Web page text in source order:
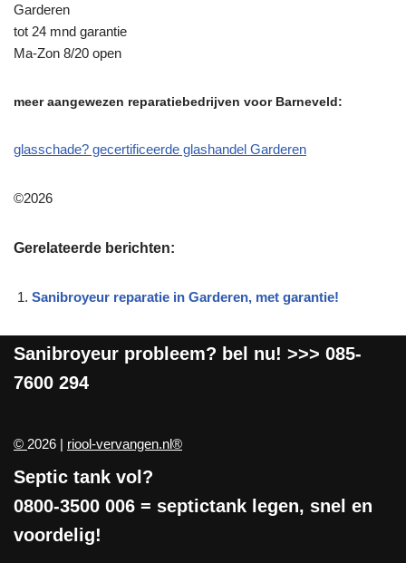
Garderen
tot 24 mnd garantie
Ma-Zon 8/20 open
meer aangewezen reparatiebedrijven voor Barneveld:
glasschade? gecertificeerde glashandel Garderen
©2026
Gerelateerde berichten:
Sanibroyeur reparatie in Garderen, met garantie!
Sanibroyeur probleem? bel nu! >>> 085-
7600 294
© 2026 | riool-vervangen.nl®
Septic tank vol?
0800-3500 006 = septictank legen, snel en
voordelig!